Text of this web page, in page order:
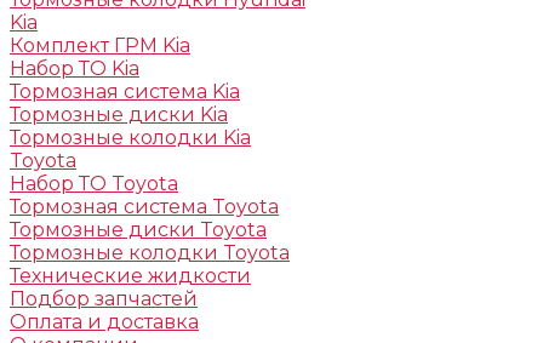
Kia
Комплект ГРМ Kia
Набор ТО Kia
Тормозная система Kia
Тормозные диски Kia
Тормозные колодки Kia
Toyota
Набор ТО Toyota
Тормозная система Toyota
Тормозные диски Toyota
Тормозные колодки Toyota
Технические жидкости
Подбор запчастей
Оплата и доставка